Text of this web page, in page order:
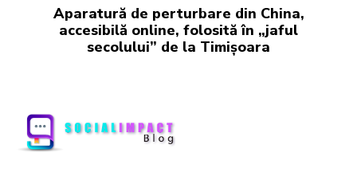
Aparatură de perturbare din China,
accesibilă online, folosită în „jaful
secolului” de la Timișoara